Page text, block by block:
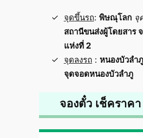
จุดขึ้นรถ: พิษณุโลก จุ
สถานีขนส่งผู้โดยสาร
แห่งที่ 2
จุดลงรถ : หนองบัวลำภู
จุดจอดหนองบัวลำภู
จองตั๋ว เช็คราค